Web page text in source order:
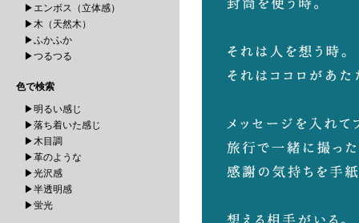
▶エンボス（立体感）
▶木（天然木）
▶ふかふか
▶つるつる
色で検索
▶明るい感じ
▶落ち着いた感じ
▶木目調
▶革のような
▶光沢感
▶半透明感
▶蛍光